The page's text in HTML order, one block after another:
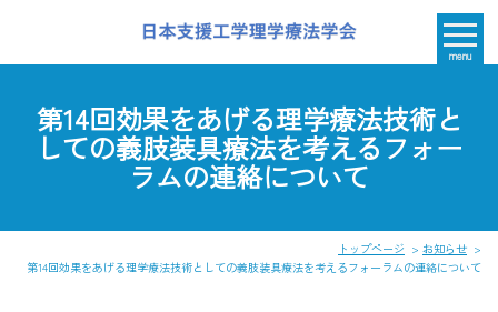
menu
第14回効果をあげる理学療法技術と
しての義肢装具療法を考えるフォー
ラムの連絡について
トップページ
お知らせ
第14回効果をあげる理学療法技術としての義肢装具療法を考えるフォーラムの連絡について